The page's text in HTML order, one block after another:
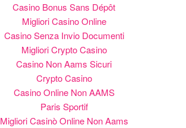
Casino Bonus Sans Dépôt
Migliori Casino Online
Casino Senza Invio Documenti
Migliori Crypto Casino
Casino Non Aams Sicuri
Crypto Casino
Casino Online Non AAMS
Paris Sportif
Migliori Casinò Online Non Aams